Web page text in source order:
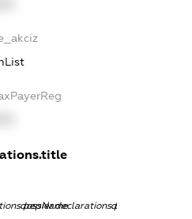
dossier.declarations.personName